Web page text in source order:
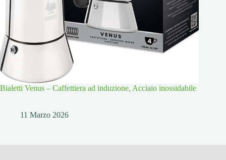
Bialetti Venus – Caffettiera ad induzione, Acciaio inossidabile
11 Marzo 2026